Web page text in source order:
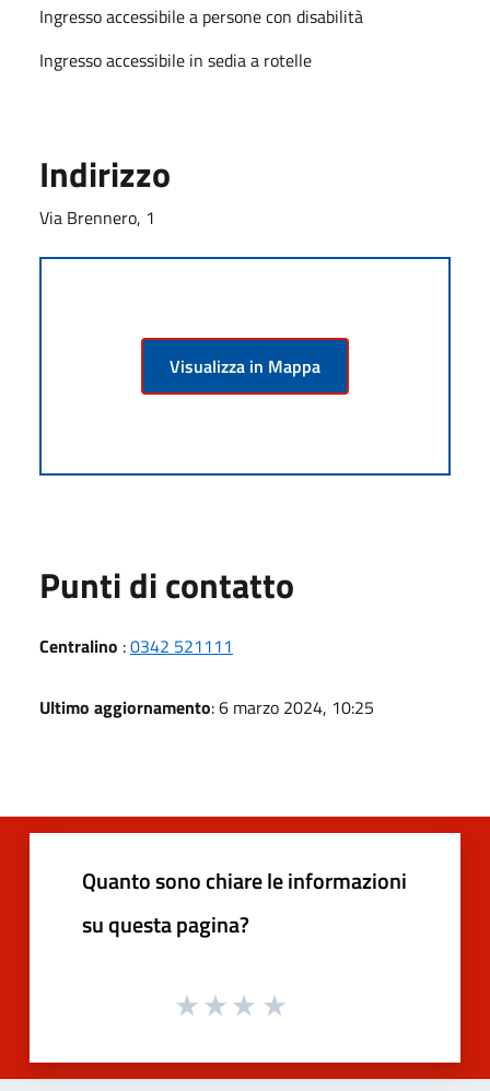
Ingresso accessibile a persone con disabilità
Ingresso accessibile in sedia a rotelle
Indirizzo
Via Brennero, 1
Visualizza in Mappa
Punti di contatto
Centralino :0342 521111
Ultimo aggiornamento: 6 marzo 2024, 10:25
Quanto sono chiare le informazioni
su questa pagina?